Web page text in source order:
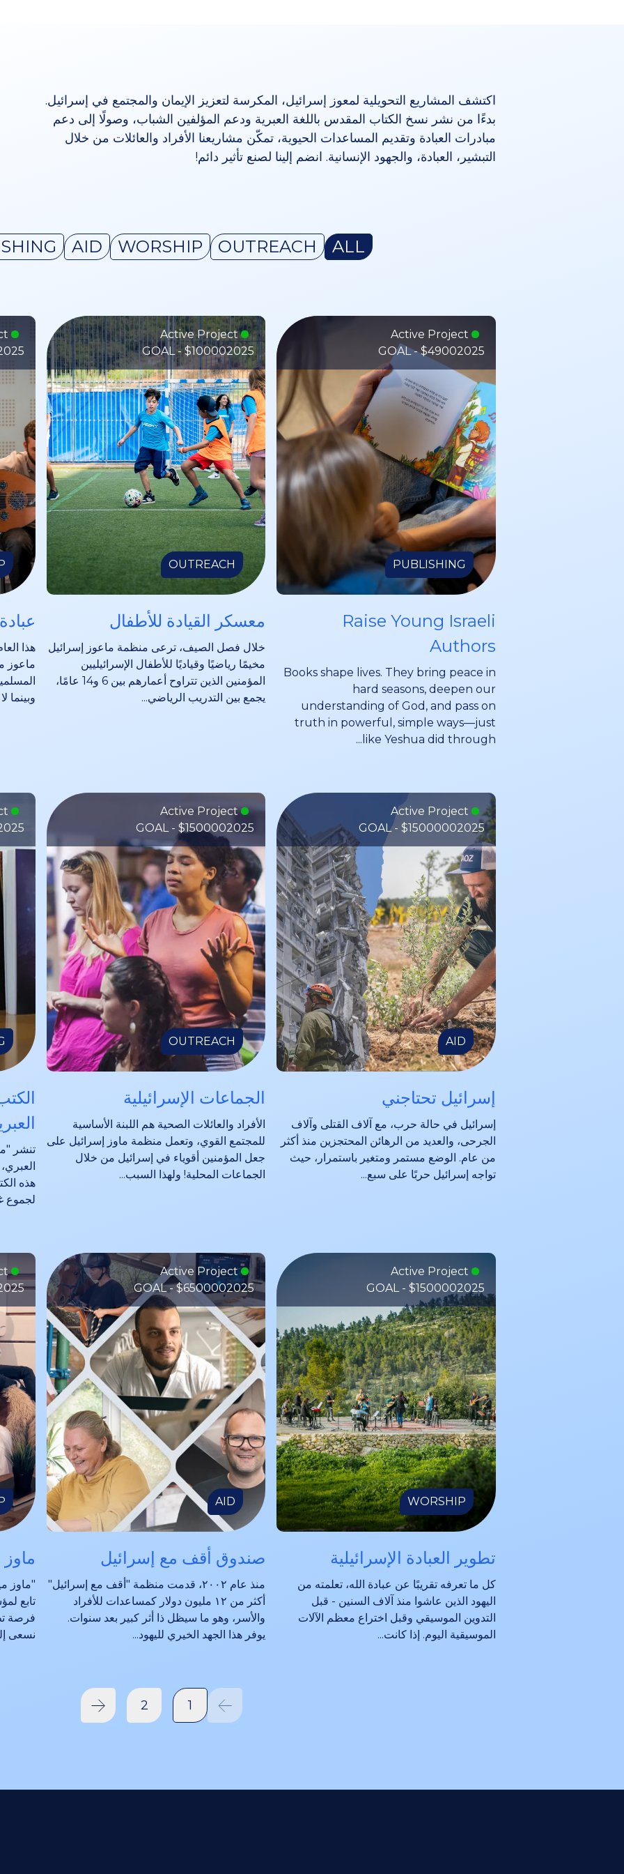
اكتشف المشاريع التحويلية لمعوز إسرائيل، المكرسة لتعزيز الإيمان والمجتمع في إسرائيل.
بدءًا من نشر نسخ الكتاب المقدس باللغة العبرية ودعم المؤلفين الشباب، وصولًا إلى دعم
مبادرات العبادة وتقديم المساعدات الحيوية، تمكّن مشاريعنا الأفراد والعائلات من خلال
التبشير، العبادة، والجهود الإنسانية. انضم إلينا لصنع تأثير دائم!
ALL
OUTREACH
WORSHIP
AID
2025
GOAL - $4900
PUBLISHING
Raise Young Israeli
Authors
Books shape lives. They bring peace in
hard seasons, deepen our
understanding of God, and pass on
truth in powerful, simple ways—just
like Yeshua did through...
Active Project
2025
GOAL - $10000
OUTREACH
معسكر القيادة للأطفال
خلال فصل الصيف، ترعى منظمة ماعوز إسرائيل
مخيمًا رياضيًا وقياديًا للأطفال الإسرائيليين
المؤمنين الذين تتراوح أعمارهم بين 6 و14 عامًا،
يجمع بين التدريب الرياضي...
هذا
ماعوز
وبينما
2025
GOAL - $1500000
AID
إسرائيل تحتاجني
إسرائيل في حالة حرب، مع آلاف القتلى وآلاف
الجرحى، والعديد من الرهائن المحتجزين منذ أكثر
من عام. الوضع مستمر ومتغير باستمرار، حيث
تواجه إسرائيل حربًا على سبع...
Active Project
2025
GOAL - $150000
OUTREACH
الجماعات الإسرائيلية
الأفراد والعائلات الصحية هم اللبنة الأساسية
للمجتمع القوي، وتعمل منظمة ماوز إسرائيل على
جعل المؤمنين أقوياء في إسرائيل من خلال
الجماعات المحلية! ولهذا السبب...
تنشر
هذه
لجموع
2025
GOAL - $150000
WORSHIP
تطوير العبادة الإسرائيلية
كل ما تعرفه تقريبًا عن عبادة الله، تعلمته من
اليهود الذين عاشوا منذ آلاف السنين - قبل
التدوين الموسيقي وقبل اختراع معظم الآلات
الموسيقية اليوم. إذا كانت...
Active Project
2025
GOAL - $650000
AID
صندوق أقف مع إسرائيل
منذ عام ٢٠٠٢، قدمت منظمة "أقف مع إسرائيل"
أكثر من ١٢ مليون دولار كمساعدات للأفراد
والأسر، وهو ما سيظل ذا أثر كبير بعد سنوات.
يوفر هذا الجهد الخيري لليهود...
Active Project
"ماوز
تابع
فرصة
نسعى
1
2